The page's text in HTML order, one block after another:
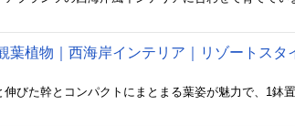
葉植物｜西海岸インテリア｜リゾートス